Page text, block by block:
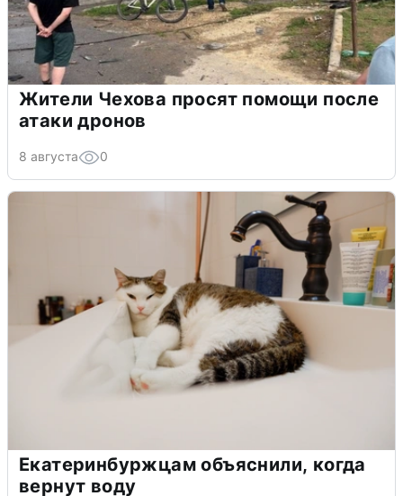
Жители Чехова просят помощи после
атаки дронов
8 августа 0
Екатеринбуржцам объяснили, когда
вернут воду